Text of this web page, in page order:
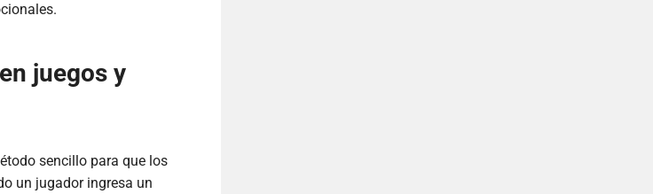
juegos y
sencillo para que los
un jugador ingresa un